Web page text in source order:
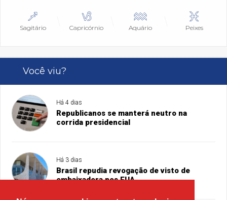
Sagitário Capricórnio Aquário Peixes
Você viu?
Há 4 dias
Republicanos se manterá neutro na
corrida presidencial
Há 3 dias
Brasil repudia revogação de visto de
embaixadora nos EUA